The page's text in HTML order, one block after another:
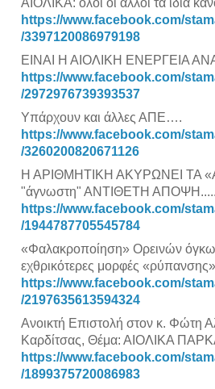
ΑΙΟΛΙΚΑ: όλοι οι άλλοι τα ίδια
https://www.facebook.com/
/3397120086979198
ΕΙΝΑΙ Η ΑΙΟΛΙΚΗ ΕΝΕΡΓΕΙΑ
https://www.facebook.com/
/2972976739393537
Υπάρχουν και άλλες ΑΠΕ….
https://www.facebook.com/
/3260200820671126
Η ΑΡΙΘΜΗΤΙΚΗ ΑΚΥΡΩΝΕΙ ΤΑ
"άγνωστη" ΑΝΤΙΘΕΤΗ
https://www.facebook.com/
/1944787705545784
«Φαλακροποίηση» Ορεινών
εχθρικότερες μορφές
https://www.facebook.com/
/2197635613594324
Ανοικτή Επιστολή στον κ. Φώτη
Καρδίτσας, Θέμα: ΑΙΟΛΙΚΑ
https://www.facebook.com/
/1899375720086983